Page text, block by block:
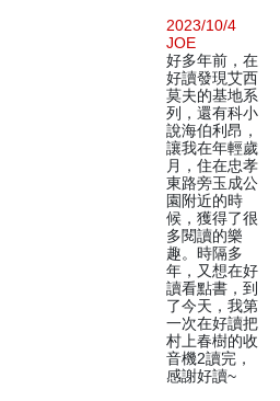
2023/10/4
JOE
好多年前，在
好讀發現艾西
莫夫的基地系
列，還有科小
說海伯利昂，
讓我在年輕歲
月，住在忠孝
東路旁玉成公
園附近的時
候，獲得了很
多閱讀的樂
趣。時隔多
年，又想在好
讀看點書，到
了今天，我第
一次在好讀把
村上春樹的收
音機2讀完，
感謝好讀~